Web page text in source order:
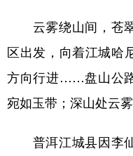
州市
经济
云南青年说
云雾绕山间，苍翠
区出发，向着江城哈
方向行进……盘山公
宛如玉带；深山处云
普洱江城县因李仙